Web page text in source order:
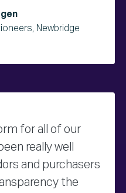
Newbridge
for all of our
really well
and purchasers
the